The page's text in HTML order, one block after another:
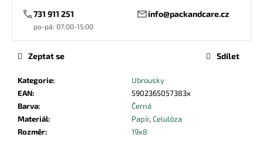
731 911 251
po-pá: 07:00-15:00
info@packandcare.cz
Kategorie:
Ubrousky
EAN:
5902365057383x
Barva:
Černá
Materiál: Papír, Celulóza
Rozměr:
19x8
Zeptat se Sdílet
PIZZA
ČTVERCOVÁ
HNĚDÁ
32X32X4
CM
5,82
Kč